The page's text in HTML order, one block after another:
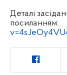
Деталі
посиланням: